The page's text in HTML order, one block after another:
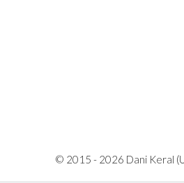
© 2015 - 2026 Dani Keral